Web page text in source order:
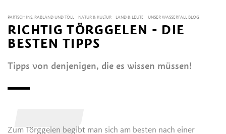
PARTSCHINS, RABLAND UND TÖLL NATUR & KULTUR LAND & LEUTE UNSER WASSERFALL BLOG
RICHTIG TÖRGGELEN - DIE
BESTEN TIPPS
Tipps von denjenigen, die es wissen müssen!
Zum Törggelen begibt man sich am besten nach einer